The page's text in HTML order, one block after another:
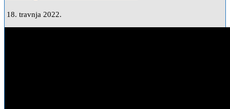
18. travnja 2022.